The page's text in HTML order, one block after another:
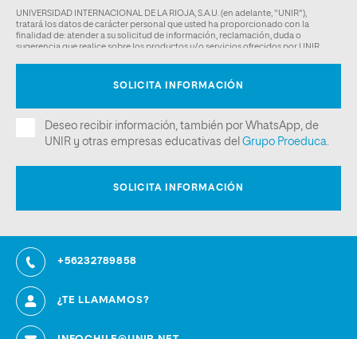
+56232789858
¿TE LLAMAMOS?